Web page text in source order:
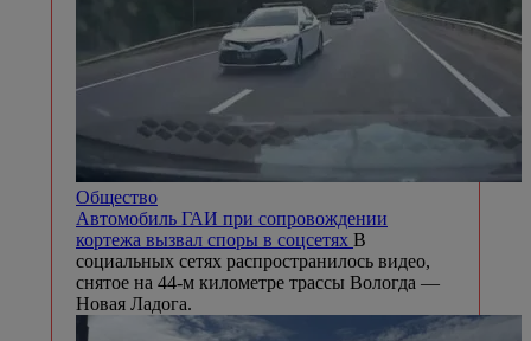
Общество
Автомобиль ГАИ при сопровождении
кортежа вызвал споры в соцсетях В
социальных сетях распространилось видео,
снятое на 44-м километре трассы Вологда —
Новая Ладога.